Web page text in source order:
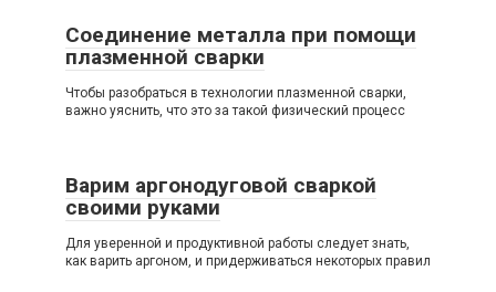
Соединение металла при помощи
плазменной сварки
Чтобы разобраться в технологии плазменной сварки,
важно уяснить, что это за такой физический процесс
Варим аргонодуговой сваркой
своими руками
Для уверенной и продуктивной работы следует знать,
как варить аргоном, и придерживаться некоторых правил